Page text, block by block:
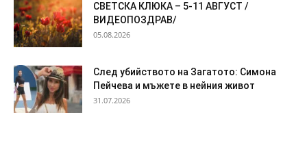
СВЕТСКА КЛЮКА – 5-11 АВГУСТ /
ВИДЕОПОЗДРАВ/
05.08.2026
След убийството на Загатото: Симона
Пейчева и мъжете в нейния живот
31.07.2026